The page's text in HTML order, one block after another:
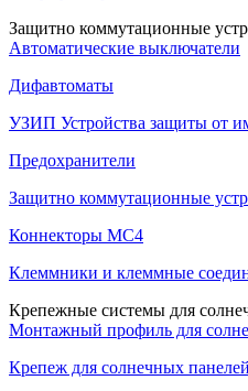
Защитно коммутационные
Автоматические выключатели
Дифавтоматы
УЗИП Устройства защиты от
Предохранители
Защитно коммутационные
Коннекторы MC4
Клеммники и клеммные
Крепежные системы для
Монтажный профиль для
Крепеж для солнечных панелей